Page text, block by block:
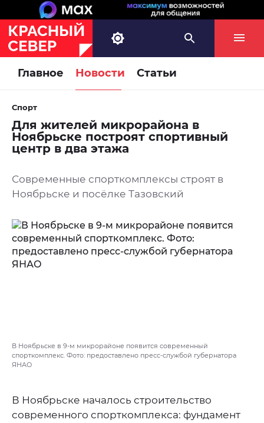
Главное Новости Статьи
Спорт
Для жителей микрорайона в
Ноябрьске построят спортивный
центр в два этажа
Современные спорткомплексы строят в
Ноябрьске и посёлке Тазовский
В Ноябрьске в 9-м микрорайоне появится современный
спорткомплекс. Фото: предоставлено пресс-службой губернатора
ЯНАО
В Ноябрьске началось строительство
современного спорткомплекса: фундамент